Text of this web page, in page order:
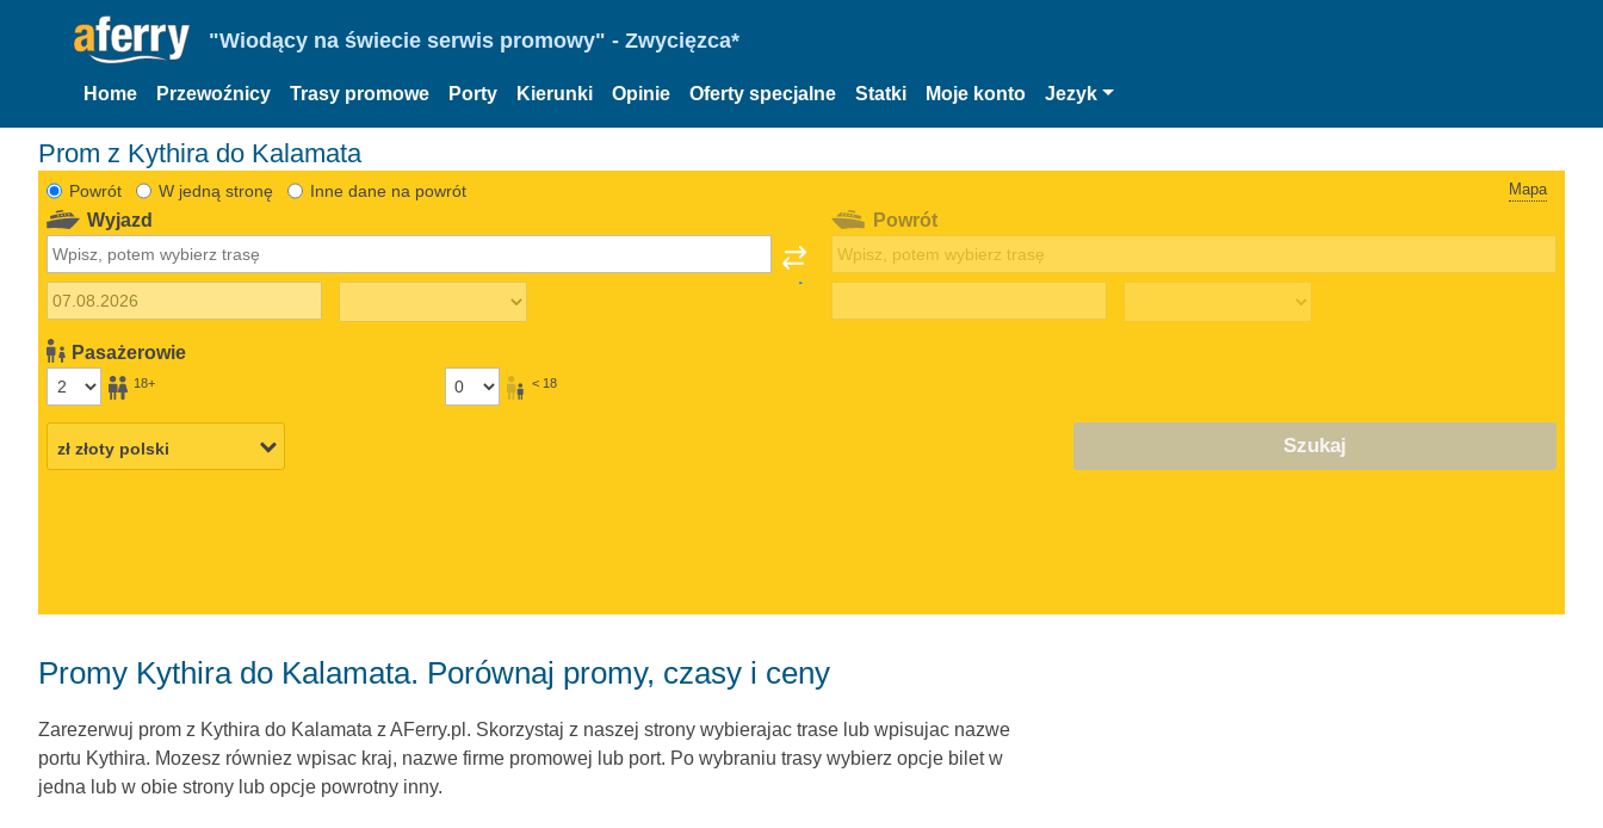
"Wiodący na świecie serwis promowy" - Zwycięzca*
Home Przewoźnicy Trasy promowe Porty Kierunki Opinie Oferty specjalne Statki Moje konto Jezyk
Prom z Kythira do Kalamata
Powrót W jedną stronę Inne dane na powrót Mapa
Wyjazd
Pasażerowie
18+ < 18
Powrót
Szukaj
Promy Kythira do Kalamata. Porównaj promy, czasy i ceny
Zarezerwuj prom z Kythira do Kalamata z AFerry.pl. Skorzystaj z naszej strony wybierajac trase lub wpisujac nazwe
portu Kythira. Mozesz równiez wpisac kraj, nazwe firme promowej lub port. Po wybraniu trasy wybierz opcje bilet w
jedna lub w obie strony lub opcje powrotny inny.